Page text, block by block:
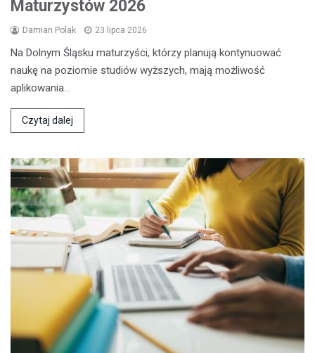
Maturzystów 2026
Damian Polak 23 lipca 2026
Na Dolnym Śląsku maturzyści, którzy planują kontynuować
naukę na poziomie studiów wyższych, mają możliwość
aplikowania…
Czytaj dalej